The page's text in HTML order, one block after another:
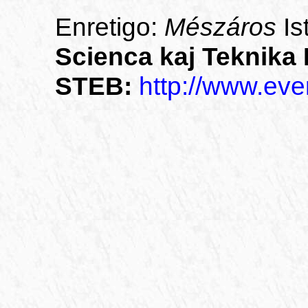
Enretigo: Mészáros
Scienca kaj
STEB: http://